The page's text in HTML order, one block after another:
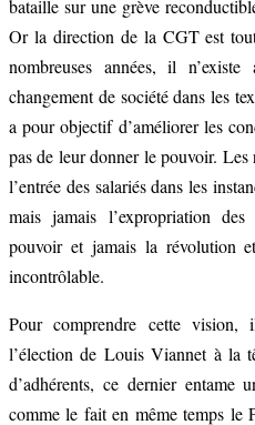
bataille sur une grève
Or la direction de la CGT est
nombreuses années, il
changement de société dans les
a pour objectif d’améliorer les
pas de leur donner le pouvoir. Les
l’entrée des salariés dans les
mais jamais l’expropriation
pouvoir et jamais la révolution
incontrôlable.
Pour comprendre cette
l’élection de Louis Viannet à la
d’adhérents, ce dernier entame
comme le fait en même temps